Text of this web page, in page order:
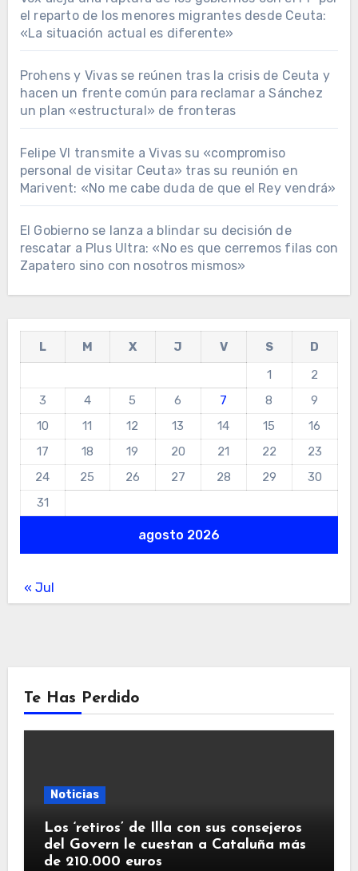
el reparto de los menores migrantes desde Ceuta:
«La situación actual es diferente»
Prohens y Vivas se reúnen tras la crisis de Ceuta y
hacen un frente común para reclamar a Sánchez
un plan «estructural» de fronteras
Felipe VI transmite a Vivas su «compromiso
personal de visitar Ceuta» tras su reunión en
Marivent: «No me cabe duda de que el Rey vendrá»
El Gobierno se lanza a blindar su decisión de
rescatar a Plus Ultra: «No es que cerremos filas con
Zapatero sino con nosotros mismos»
agosto 2026
L M X J V S
D
1
2
3
4 5 6 7 8
9
10
11 12 13 14 15
16
17
18 19 20 21 22
23
24
25 26 27 28 29
30
31
« Jul
Te Has Perdido
Noticias
Los ‘retiros’ de Illa con sus consejeros
del Govern le cuestan a Cataluña más
de 210.000 euros